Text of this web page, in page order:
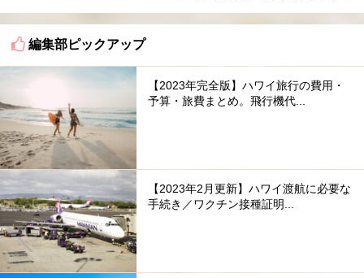
編集部ピックアップ
【2023年完全版】ハワイ旅行の費用・
予算・旅費まとめ。飛行機代...
【2023年2月更新】ハワイ渡航に必要な
手続き／ワクチン接種証明...